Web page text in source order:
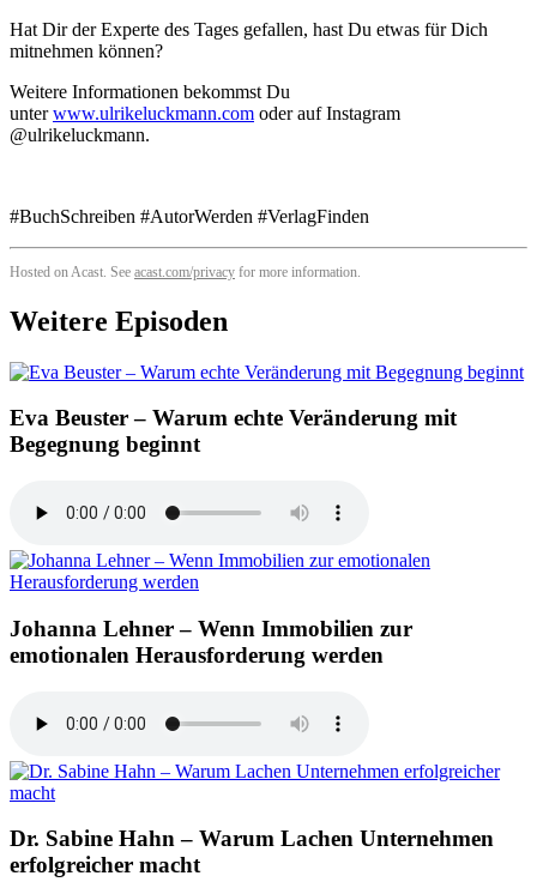
Hat Dir der Experte des Tages gefallen, hast Du etwas für Dich
mitnehmen können?
Weitere Informationen bekommst Du
unterwww.ulrikeluckmann.com oder auf Instagram
@ulrikeluckmann.
#BuchSchreiben #AutorWerden #VerlagFinden
Hosted on Acast. See acast.com/privacy for more information.
Weitere Episoden
Eva Beuster – Warum echte Veränderung mit
Begegnung beginnt
Johanna Lehner – Wenn Immobilien zur
emotionalen Herausforderung werden
Dr. Sabine Hahn – Warum Lachen Unternehmen
erfolgreicher macht